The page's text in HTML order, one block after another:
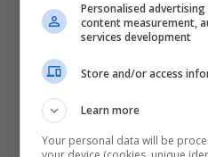
Personalised
content measurement,
services development
Store and/or access
Learn more
Your personal data will be